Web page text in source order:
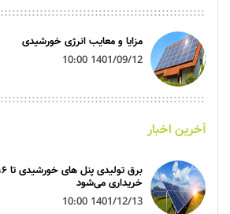
مزایا و معایب انرژی خورشیدی
1401/09/12 10:00
آخرین اخبار
خریداری می‌شود
1401/12/13 10:00